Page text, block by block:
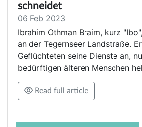
schneidet
06 Feb 2023
Ibrahim Othman Braim, kurz
an der Tegernseer Landstraße.
Geflüchteten seine Dienste an,
bedürftigen älteren Menschen
Read full article